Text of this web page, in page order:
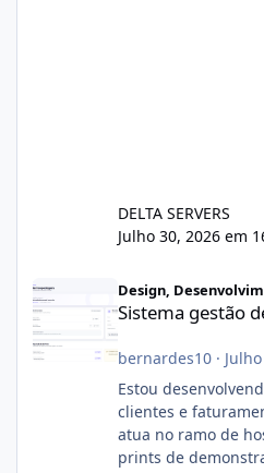
DELTA SERVERS
Julho 30, 2026 em
Design,
Sistema gestão
bernardes10·
Estou
clientes e
atua no ramo de
prints de